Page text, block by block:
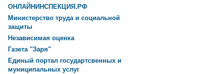
ОНЛАЙНИНСПЕКЦИЯ.РФ
Министерство труда и социальной
защиты
Независимая оценка
Газета "Заря"
Единый портал государтсвенных и
муниципальных услуг